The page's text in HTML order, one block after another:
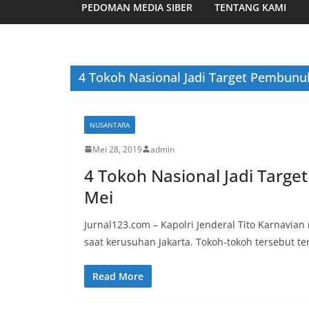
PEDOMAN MEDIA SIBER TENTANG KAMI
4 Tokoh Nasional Jadi Target
NUSANTARA
Mei 28, 2019 admin
4 Tokoh Nasional Jadi
Mei
Jurnal123.com – Kapolri Jenderal Tito
saat kerusuhan Jakarta. Tokoh-tokoh tersebut
Read More